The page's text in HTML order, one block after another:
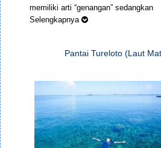
memiliki arti “genangan” sedangkan
Selengkapnya
Pantai Tureloto (Laut